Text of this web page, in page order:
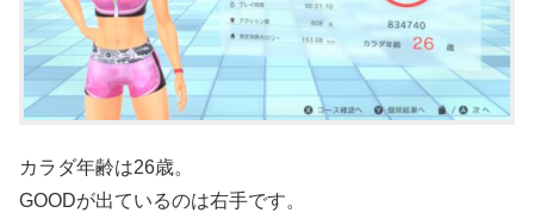
カラダ年齢は26歳。
GOODが出ているのは右手です。